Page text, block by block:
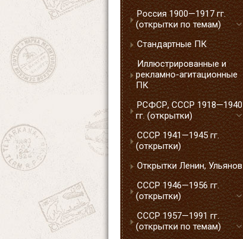
Россия 1900—1917 гг.
(открытки по темам)
Стандартные ПК
Иллюстрированные и
рекламно-агитационные
ПК
РСФСР, СССР 1918—1940
гг. (открытки)
СССР 1941—1945 гг.
(открытки)
Открытки Ленин, Ульянов
СССР 1946—1956 гг.
(открытки)
СССР 1957—1991 гг.
(открытки по темам)